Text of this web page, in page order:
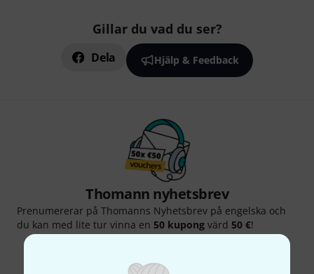
Gillar du vad du ser?
Dela Hjälp & Feedback
Thomann nyhetsbrev
Prenumererar på Thomanns Nyhetsbrev på engelska och
du kan med lite tur vinna en 50 kupong värd 50 €!